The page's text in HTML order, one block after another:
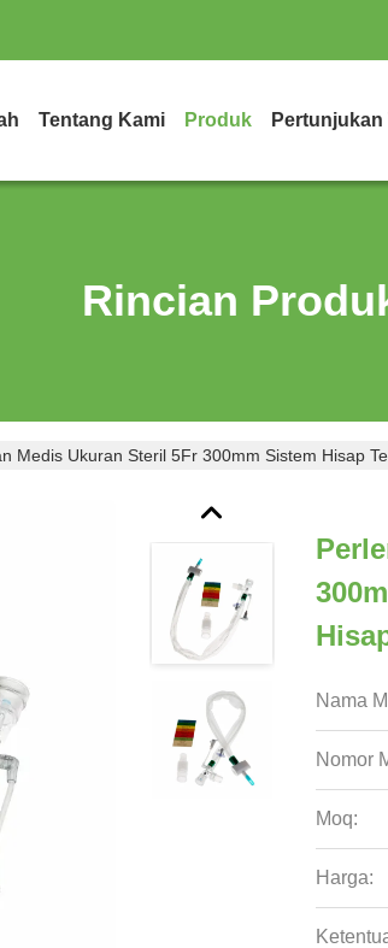
Tentang Kami Produk Pertunjukan
Rincian
Medis Ukuran Steril 5Fr 300mm Sistem Hisap
Nama
Nomor
Moq:
Harga: